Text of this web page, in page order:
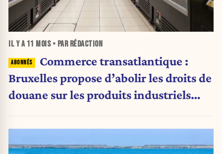
IL Y A 11 MOIS• PAR RÉDACTION
Commerce transatlantique :
Bruxelles propose d’abolir les droits de
douane sur les produits industriels